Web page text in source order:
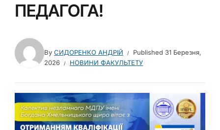
ПЕДАГОГА!
By СИДОРЕНКО АНДРІЙ Published 31 Березня,
2026
НОВИНИ ФАКУЛЬТЕТУ